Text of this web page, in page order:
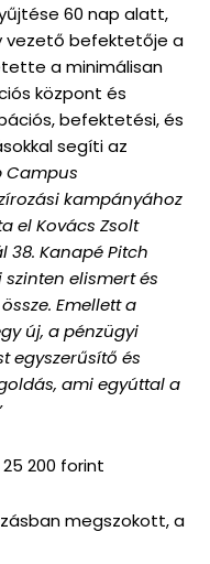
60 nap alatt,
vezető befektetője a
a minimálisan
központ és
befektetési, és
segíti az
Campus
kampányához
el Kovács Zsolt
38. Kanapé Pitch
szinten elismert és
Emellett a
új, a pénzügyi
egyszerűsítő és
ami egyúttal a
200 forint
megszokott, a